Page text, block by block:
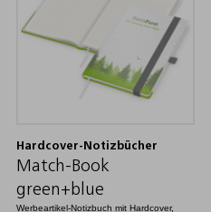
Hardcover-Notizbücher
Match-Book
green+blue
Werbeartikel-Notizbuch mit Hardcover,